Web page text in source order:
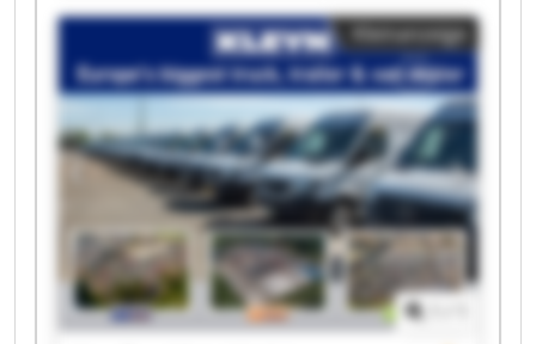
Moroff und Baierl GmbH Moroff und Baierl
GmbH Moroff und Baierl GmbH Moroff und
Baierl GmbH Moroff und Baierl GmbH Moroff
und Baierl GmbH Moroff und Baierl GmbH
Moroff und Baierl GmbH Moroff und Baierl
GmbH Moroff und Baierl GmbH Moroff und
Baierl GmbH Moroff und Baierl GmbH Moroff
und Baierl GmbH
Kleinanzeige